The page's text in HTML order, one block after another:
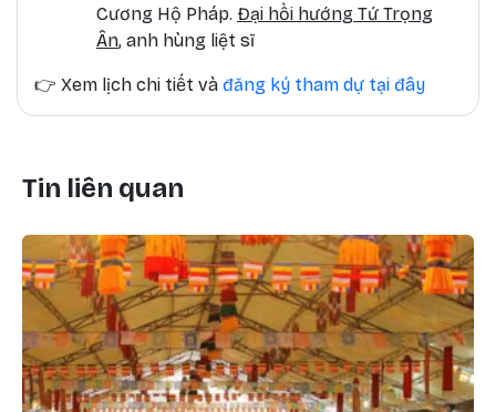
Cương Hộ Pháp. Đại hồi hướng Tứ Trọng
Ân, anh hùng liệt sĩ
👉 Xem lịch chi tiết và đăng ký tham dự tại đây
Tin liên quan